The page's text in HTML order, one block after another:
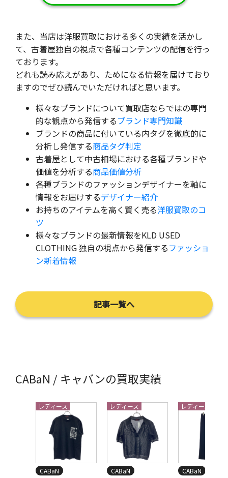
また、当店は洋服買取における多くの実績を活かし
て、古着屋独自の視点で各種コンテンツの配信を行っ
ております。
どれも読み応えがあり、ためになる情報を届けており
ますのでぜひ読んでいただければと思います。
様々なブランドについて買取店ならではの専門
的な観点から発信するブランド専門知識
ブランドの商品に付いている内タグを徹底的に
分析し発信する商品タグ判定
古着屋として中古相場における各種ブランドや
価値を分析する商品価値分析
各種ブランドのファッションデザイナーを軸に
情報をお届けするデザイナー紹介
お持ちのアイテムを高く賢く売る洋服買取のコ
ツ
様々なブランドの最新情報をKLD USED
CLOTHING 独自の視点から発信するファッショ
ン新着情報
記事一覧へ
CABaN / キャバンの買取実績
レディース
CABaN
レディース
CABaN
レディース
CABaN